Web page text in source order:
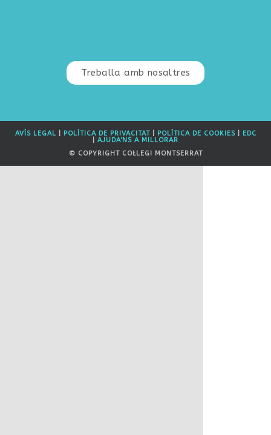
Treballa amb nosaltres
AVÍS LEGAL POLÍTICA DE PRIVACITAT| POLÍTICA DE COOKIES|
EDC
AJUDA'NS A MILLORAR
© COPYRIGHT COL·LEGI MONTSERRAT